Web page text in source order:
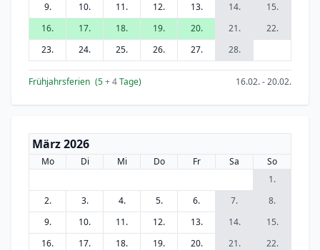
9.
10. 11. 12. 13. 14.
15.
16.
17. 18. 19. 20. 21.
22.
23.
24. 25. 26. 27. 28.
Frühjahrsferien (5+ 4Tage) 16.02. - 20.02.
März 2026
Mo Di Mi Do Fr Sa
So
1.
2.
3. 4. 5. 6. 7.
8.
9.
10. 11. 12. 13. 14.
15.
16.
17. 18. 19. 20. 21.
22.